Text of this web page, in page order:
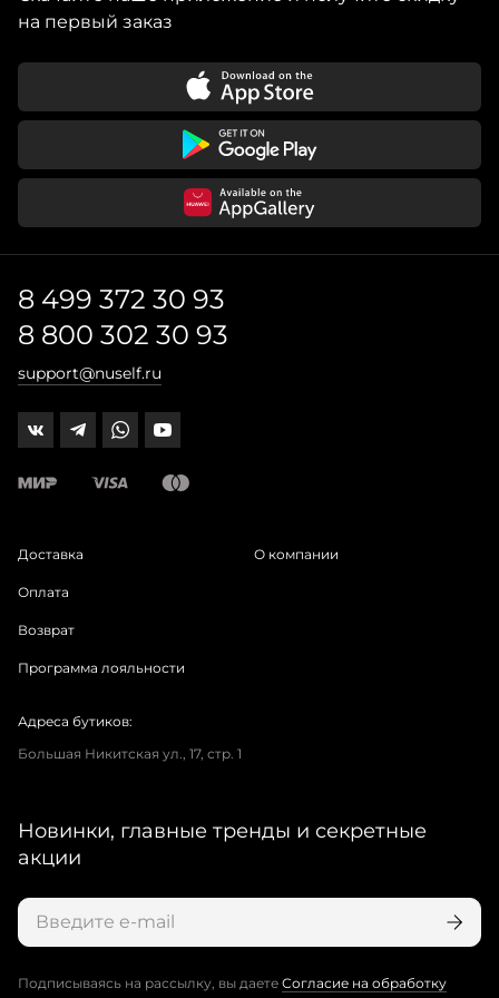
на первый заказ
8 499 372 30 93
8 800 302 30 93
support@nuself.ru
Доставка
Оплата
Возврат
Программа лояльности
О компании
Адреса бутиков:
Большая Никитская ул., 17, стр. 1
Новинки, главные тренды и секретные
акции
Подписываясь на рассылку, вы даете Согласие на обработку